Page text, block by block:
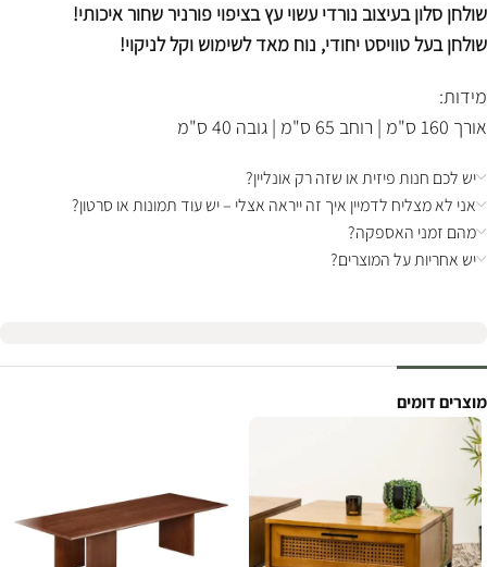
שולחן סלון בעיצוב נורדי עשוי עץ בציפוי פורניר שחור איכותי!
שולחן בעל טוויסט יחודי, נוח מאד לשימוש וקל לניקוי!
מידות:
אורך 160 ס"מ | רוחב 65 ס"מ | גובה 40 ס"מ
יש לכם חנות פיזית או שזה רק אונליין?
אני לא מצליח לדמיין איך זה ייראה אצלי – יש עוד תמונות או סרטון?
מהם זמני האספקה?
יש אחריות על המוצרים?
מוצרים דומים